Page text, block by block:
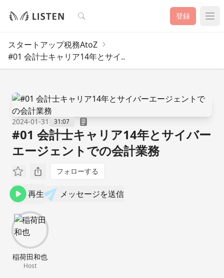
検索 登録
スタートアップ税務AtoZ
#01 会計士キャリア14年とサイ..
2024-01-31 31:07
#01 会計士キャリア14年とサイバー
エージェントでの会計業務
フォローする
再生 メッセージを送信
稲荷田和也
Host